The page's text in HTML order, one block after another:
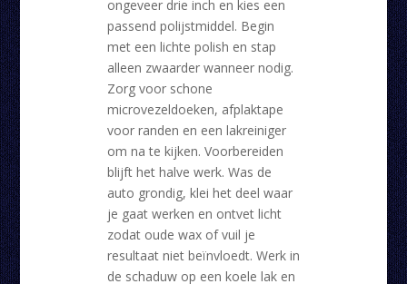
ongeveer drie inch en kies een
passend polijstmiddel. Begin
met een lichte polish en stap
alleen zwaarder wanneer nodig.
Zorg voor schone
microvezeldoeken, afplaktape
voor randen en een lakreiniger
om na te kijken. Voorbereiden
blijft het halve werk. Was de
auto grondig, klei het deel waar
je gaat werken en ontvet licht
zodat oude wax of vuil je
resultaat niet beïnvloedt. Werk in
de schaduw op een koele lak en